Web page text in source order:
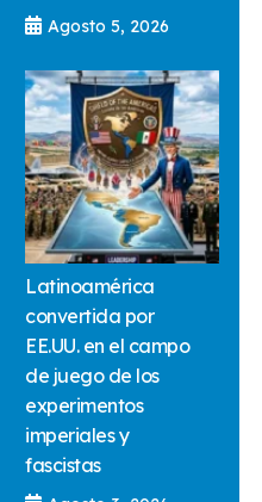
Agosto 5, 2026
Latinoamérica
convertida por
EE.UU. en el campo
de juego de los
experimentos
imperiales y
fascistas